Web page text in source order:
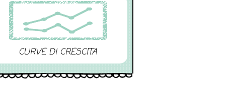
CURVE DI CRESCITA